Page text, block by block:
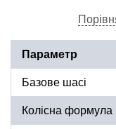
Параметр
Базове шасі
Колісна формула